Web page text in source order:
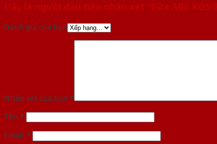
Hãy là người đầu tiên nhận xét “Cửa ABS KOS
Đánh giá của bạn
Nhận xét của bạn *
Tên *
Email *